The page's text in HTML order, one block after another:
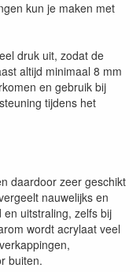
kun je maken met
druk uit, zodat de
altijd minimaal 8 mm
en gebruik bij
tijdens het
daardoor zeer geschikt
nauwelijks en
uitstraling, zelfs bij
wordt acrylaat veel
buiten.